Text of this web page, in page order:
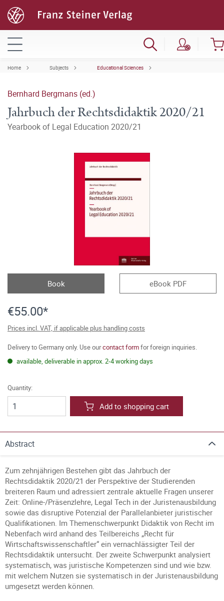
Home Subjects Educational Sciences
Bernhard Bergmans (ed.)
Jahrbuch der Rechtsdidaktik 2020/21
Yearbook of Legal Education 2020/21
Book eBook PDF
€55.00*
Prices incl. VAT, if applicable plus handling costs
Delivery to Germany only. Use ourcontact formfor foreign inquiries.
available, deliverable in approx. 2-4 working days
Quantity:
Add to shopping cart
Abstract
Zum zehnjährigen Bestehen gibt das Jahrbuch der
Rechtsdidaktik 2020/21 der Perspektive der Studierenden
breiteren Raum und adressiert zentrale aktuelle Fragen unserer
Zeit: Online-/Präsenzlehre, Legal Tech in der Juristenausbildung
sowie das disruptive Potenzial der Parallelanbieter juristischer
Qualifikationen. Im Themenschwerpunkt Didaktik von Recht im
Nebenfach wird anhand des Teilbereichs „Recht für
Wirtschaftswissenschaftler“ ein vernachlässigter Teil der
Rechtsdidaktik untersucht. Der zweite Schwerpunkt analysiert
systematisch, was juristische Kompetenzen sind und wie bzw.
mit welchem Nutzen sie systematisch in der Juristenausbildung
umgesetzt werden können.